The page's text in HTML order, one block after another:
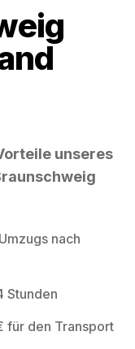
unseres
nach
Stunden
für den Transport